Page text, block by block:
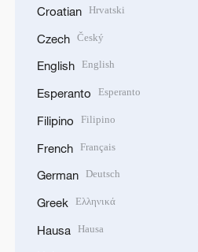
Croatian Hrvatski
Czech Český
English English
Esperanto Esperanto
Filipino Filipino
French Français
German Deutsch
Greek Ελληνικά
Hausa Hausa